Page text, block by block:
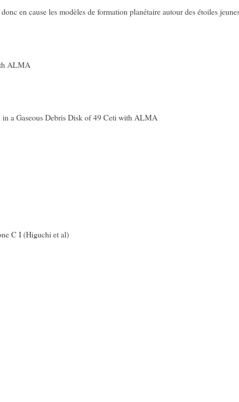
en cause les modèles de formation planétaire autour des étoiles
ALMA
a Gaseous Debris Disk of 49 Ceti with ALMA
C I (Higuchi et al)